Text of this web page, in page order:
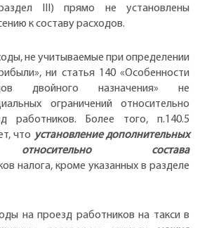
ІІІ) прямо не установлены
к составу расходов.
не учитываемые при определении
ни статья 140 «Особенности
двойного назначения» не
ограничений относительно
работников. Более того, п.140.5
что установление дополнительных
относительно состава
налога, кроме указанных в разделе
на проезд работников на такси в